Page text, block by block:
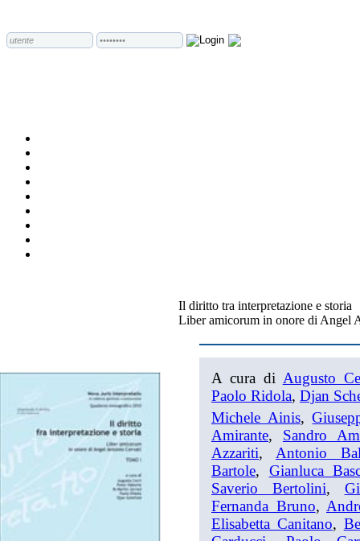
Il diritto tra interpretazione e storia
Liber amicorum in onore di Angel
A cura di Augusto
Paolo Ridola, Djan
Michele Ainis,
Amirante, Sandro
Azzariti, Antonio
Bartole, Gianluca
Saverio Bertolini,
Fernanda Bruno,
Elisabetta Canitano,